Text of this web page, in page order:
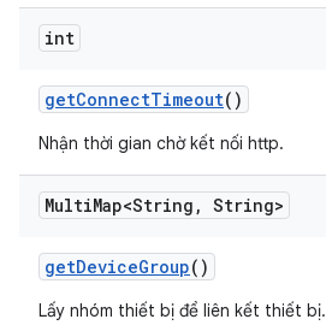
int
getConnectTimeout()
Nhận thời gian chờ kết nối http.
MultiMap<String , String>
getDeviceGroup()
Lấy nhóm thiết bị để liên kết thiết bị.